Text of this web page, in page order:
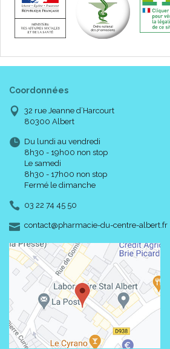
Coordonnées
32 rue Jeanne d’Harcourt
80300 Albert
Du lundi au vendredi
8h30 - 19h00 non stop
Le samedi
8h30 - 17h00 non stop
Fermé le dimanche
03 22 74 45 50
contact-
@-
pharmacie-du-centre-albert.fr